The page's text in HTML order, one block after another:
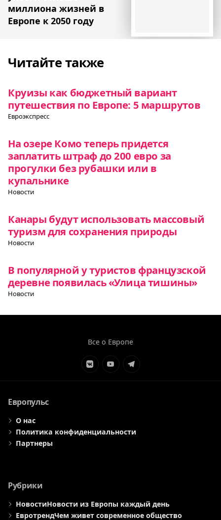
миллиона жизней в
Европе к 2050 году
Читайте также
Круизы как бюджетный вариант
путешествия по Европе: 5 маршрутов
Евроэкспресс
На озере Комо теперь придется
заплатить штраф до 200 евро за
прогулки без рубашки или в
купальнике
Новости
Канары будут использовать массовый
туризм для сохранения природы
Новости
В популярной у туристов французской
деревне появилась «Улица тишины»
Новости
Все о Европе
ЭлементЭлементЭлемент
Европульс
О нас
Политика конфиденциальности
Партнеры
Рубрики
НовостиНовости из Европы каждый день
ЕвротрендЧем живет современное общество